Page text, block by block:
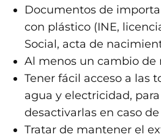
Documentos de
con plástico (INE,
Social, acta de
Al menos un cambio de
Tener fácil acceso a las
agua y electricidad,
desactivarlas en caso
Tratar de mantener el